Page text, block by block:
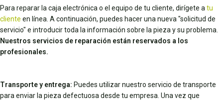
Para reparar la caja electrónica o el equipo de tu cliente, dirígete a tu
cliente en línea. A continuación, puedes hacer una nueva "solicitud de
servicio" e introducir toda la información sobre la pieza y su problema.
Nuestros servicios de reparación están reservados a los
profesionales.
Transporte y entrega: Puedes utilizar nuestro servicio de transporte
para enviar la pieza defectuosa desde tu empresa. Una vez que